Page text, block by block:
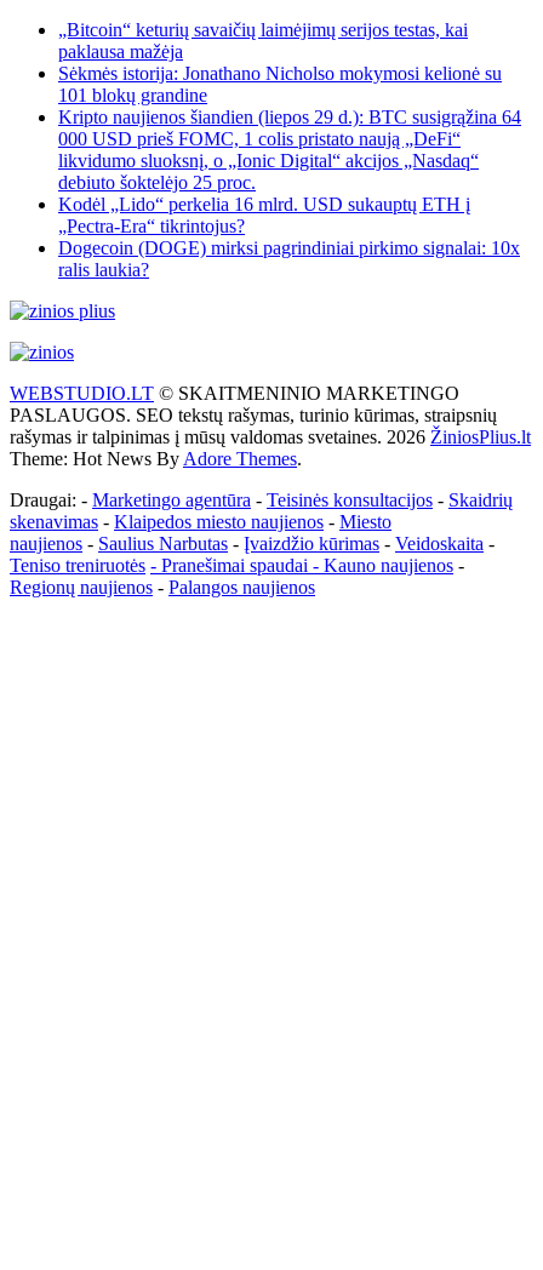
„Bitcoin“ keturių savaičių laimėjimų serijos testas, kai
paklausa mažėja
Sėkmės istorija: Jonathano Nicholso mokymosi kelionė su
101 blokų grandine
Kripto naujienos šiandien (liepos 29 d.): BTC susigrąžina 64
000 USD prieš FOMC, 1 colis pristato naują „DeFi“
likvidumo sluoksnį, o „Ionic Digital“ akcijos „Nasdaq“
debiuto šoktelėjo 25 proc.
Kodėl „Lido“ perkelia 16 mlrd. USD sukauptų ETH į
„Pectra-Era“ tikrintojus?
Dogecoin (DOGE) mirksi pagrindiniai pirkimo signalai: 10x
ralis laukia?
WEBSTUDIO.LT © SKAITMENINIO MARKETINGO
PASLAUGOS. SEO tekstų rašymas, turinio kūrimas, straipsnių
rašymas ir talpinimas į mūsų valdomas svetaines. 2026 ŽiniosPlius.lt
Theme: Hot News By Adore Themes.
Draugai: - Marketingo agentūra - Teisinės konsultacijos - Skaidrių
skenavimas - Klaipedos miesto naujienos - Miesto
naujienos - Saulius Narbutas - Įvaizdžio kūrimas - Veidoskaita -
Teniso treniruotės - Pranešimai spaudai - Kauno naujienos -
Regionų naujienos - Palangos naujienos